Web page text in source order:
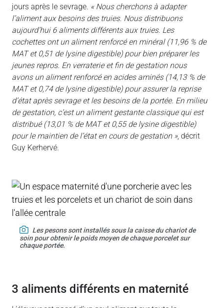
jours après le sevrage. « Nous cherchons à adapter
l’aliment aux besoins des truies. Nous distribuons
aujourd’hui 6 aliments différents aux truies. Les
cochettes ont un aliment renforcé en minéral (11,96 % de
MAT et 0,51 de lysine digestible) pour bien préparer les
jeunes repros. En verraterie et fin de gestation nous
avons un aliment renforcé en acides aminés (14,13 % de
MAT et 0,74 de lysine digestible) pour assurer la reprise
d’état après sevrage et les besoins de la portée. En milieu
de gestation, c’est un aliment gestante classique qui est
distribué (13,01 % de MAT et 0,55 de lysine digestible)
pour le maintien de l’état en cours de gestation », décrit
Guy Kerhervé.
Les pesons sont installés sous la caisse du chariot de
soin pour obtenir le poids moyen de chaque porcelet sur
chaque portée.
3 aliments différents en maternité